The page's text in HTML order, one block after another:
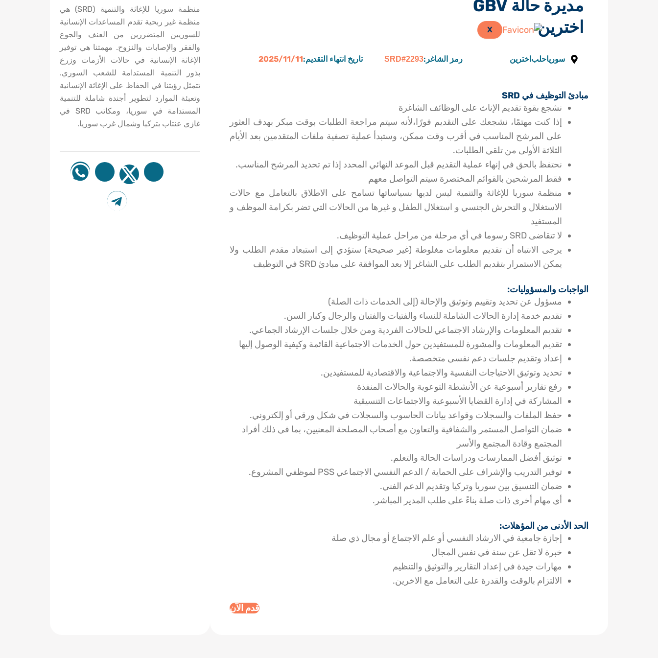
X
مديرة حالة GBV
اخترين
سورياحلباخترين رمز الشاغر:SRD#2293 تاريخ انتهاء التقديم:2025/11/11
مبادئ التوظيف في SRD
نشجع بقوة تقديم الإناث على الوظائف الشاغرة
إذا كنت مهتمًا، نشجعك على التقديم فورًا،لأنه سيتم مراجعة الطلبات بوقت مبكر بهدف العثور
على المرشح المناسب في أقرب وقت ممكن، وستبدأ عملية تصفية ملفات المتقدمين بعد الأيام
الثلاثة الأولى من تلقي الطلبات.
نحتفظ بالحق في إنهاء عملية التقديم قبل الموعد النهائي المحدد إذا تم تحديد المرشح المناسب.
فقط المرشحين بالقوائم المختصرة سيتم التواصل معهم
منظمة سوريا للإغاثة والتنمية ليس لديها بسياساتها تسامح على الاطلاق بالتعامل مع حالات
الاستغلال و التحرش الجنسي و استغلال الطفل و غيرها من الحالات التي تضر بكرامة الموظف و
المستفيد
لا تتقاضى SRD رسوما في أي مرحلة من مراحل عملية التوظيف.
يرجى الانتباه أن تقديم معلومات مغلوطة (غير صحيحة) ستؤدي إلى استبعاد مقدم الطلب ولا
يمكن الاستمرار بتقديم الطلب على الشاغر إلا بعد الموافقة على مبادئ SRD في التوظيف
الواجبات والمسؤوليات:
مسؤول عن تحديد وتقييم وتوثيق والإحالة (إلى الخدمات ذات الصلة)
تقديم خدمة إدارة الحالات الشاملة للنساء والفتيات والفتيان والرجال وكبار السن.
تقديم المعلومات والإرشاد الاجتماعي للحالات الفردية ومن خلال جلسات الإرشاد الجماعي.
تقديم المعلومات والمشورة للمستفيدين حول الخدمات الاجتماعية القائمة وكيفية الوصول إليها
إعداد وتقديم جلسات دعم نفسي متخصصة.
تحديد وتوثيق الاحتياجات النفسية والاجتماعية والاقتصادية للمستفيدين.
رفع تقارير أسبوعية عن الأنشطة التوعوية والحالات المنفذة
المشاركة في إدارة القضايا الأسبوعية والاجتماعات التنسيقية
حفظ الملفات والسجلات وقواعد بيانات الحاسوب والسجلات في شكل ورقي أو إلكتروني.
ضمان التواصل المستمر والشفافية والتعاون مع أصحاب المصلحة المعنيين، بما في ذلك أفراد
المجتمع وقادة المجتمع والأسر
توثيق أفضل الممارسات ودراسات الحالة والتعلم.
توفير التدريب والإشراف على الحماية / الدعم النفسي الاجتماعي PSS لموظفي المشروع.
ضمان التنسيق بين سوريا وتركيا وتقديم الدعم الفني.
أي مهام أخرى ذات صلة بناءً على طلب المدير المباشر.
الحد الأدنى من المؤهلات:
إجازة جامعية في الارشاد النفسي أو علم الاجتماع أو مجال ذي صلة
خبرة لا تقل عن سنة في نفس المجال
مهارات جيدة في إعداد التقارير والتوثيق والتنظيم
الالتزام بالوقت والقدرة على التعامل مع الاخرين.
قدم الآن
منظمة سوريا للإغاثة والتنمية (SRD) هي
منظمة غير ربحية تقدم المساعدات الإنسانية
للسوريين المتضررين من العنف والجوع
والفقر والإصابات والنزوح. مهمتنا هي توفير
الإغاثة الإنسانية في حالات الأزمات وزرع
بذور التنمية المستدامة للشعب السوري.
تتمثل رؤيتنا في الحفاظ على الإغاثة الإنسانية
وتعبئة الموارد لتطوير أجندة شاملة للتنمية
المستدامة في سوريا، ومكاتب SRD في
غازي عنتاب بتركيا وشمال غرب سوريا.